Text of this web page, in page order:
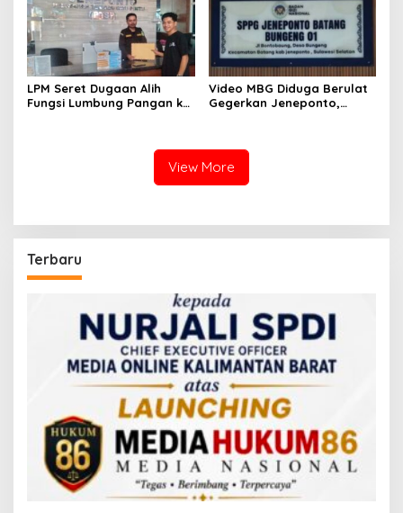
LPM Seret Dugaan Alih
Fungsi Lumbung Pangan ke
Bongkar Seluruh Dokumen
Video MBG Diduga Berulat
Gegerkan Jeneponto,
View More
Terbaru